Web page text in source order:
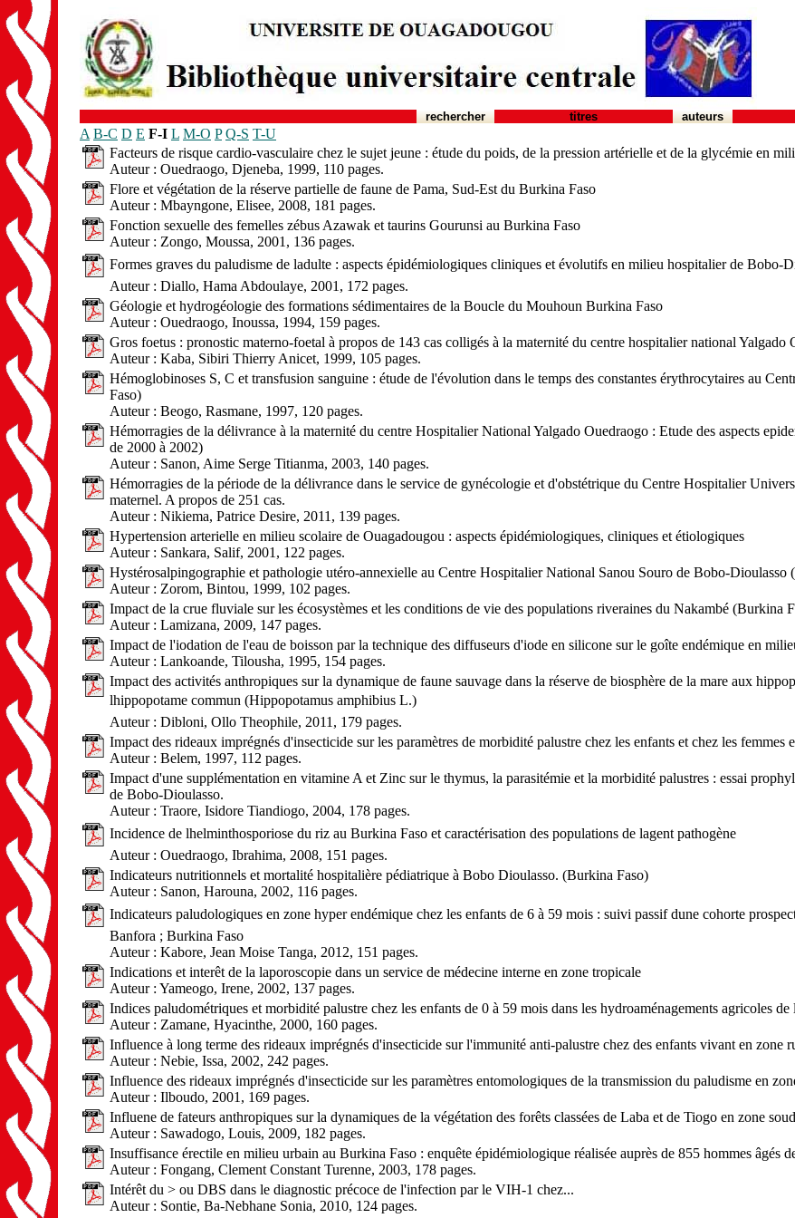
rechercher titres auteurs
A B-C D E F-I L M-O P Q-S T-U
Facteurs de risque cardio-vasculaire chez le sujet jeune : étude du poids, de la pression artérielle et de la glycémie en
Auteur : Ouedraogo, Djeneba, 1999, 110 pages.
Flore et végétation de la réserve partielle de faune de Pama, Sud-Est du Burkina Faso
Auteur : Mbayngone, Elisee, 2008, 181 pages.
Fonction sexuelle des femelles zébus Azawak et taurins Gourunsi au Burkina Faso
Auteur : Zongo, Moussa, 2001, 136 pages.
Formes graves du paludisme de ladulte : aspects épidémiologiques cliniques et évolutifs en milieu hospitalier de Bobo-
Auteur : Diallo, Hama Abdoulaye, 2001, 172 pages.
Géologie et hydrogéologie des formations sédimentaires de la Boucle du Mouhoun Burkina Faso
Auteur : Ouedraogo, Inoussa, 1994, 159 pages.
Gros foetus : pronostic materno-foetal à propos de 143 cas colligés à la maternité du centre hospitalier national
Auteur : Kaba, Sibiri Thierry Anicet, 1999, 105 pages.
Hémoglobinoses S, C et transfusion sanguine : étude de l'évolution dans le temps des constantes érythrocytaires au
Faso)
Auteur : Beogo, Rasmane, 1997, 120 pages.
Hémorragies de la délivrance à la maternité du centre Hospitalier National Yalgado Ouedraogo : Etude des aspects
de 2000 à 2002)
Auteur : Sanon, Aime Serge Titianma, 2003, 140 pages.
Hémorragies de la période de la délivrance dans le service de gynécologie et d'obstétrique du Centre Hospitalier
maternel. A propos de 251 cas.
Auteur : Nikiema, Patrice Desire, 2011, 139 pages.
Hypertension arterielle en milieu scolaire de Ouagadougou : aspects épidémiologiques, cliniques et étiologiques
Auteur : Sankara, Salif, 2001, 122 pages.
Hystérosalpingographie et pathologie utéro-annexielle au Centre Hospitalier National Sanou Souro de Bobo-Dioulasso
Auteur : Zorom, Bintou, 1999, 102 pages.
Impact de la crue fluviale sur les écosystèmes et les conditions de vie des populations riveraines du Nakambé (Burkina
Auteur : Lamizana, 2009, 147 pages.
Impact de l'iodation de l'eau de boisson par la technique des diffuseurs d'iode en silicone sur le goîte endémique en
Auteur : Lankoande, Tilousha, 1995, 154 pages.
Impact des activités anthropiques sur la dynamique de faune sauvage dans la réserve de biosphère de la mare aux
lhippopotame commun (Hippopotamus amphibius L.)
Auteur : Dibloni, Ollo Theophile, 2011, 179 pages.
Impact des rideaux imprégnés d'insecticide sur les paramètres de morbidité palustre chez les enfants et chez les femmes
Auteur : Belem, 1997, 112 pages.
Impact d'une supplémentation en vitamine A et Zinc sur le thymus, la parasitémie et la morbidité palustres : essai
de Bobo-Dioulasso.
Auteur : Traore, Isidore Tiandiogo, 2004, 178 pages.
Incidence de lhelminthosporiose du riz au Burkina Faso et caractérisation des populations de lagent pathogène
Auteur : Ouedraogo, Ibrahima, 2008, 151 pages.
Indicateurs nutritionnels et mortalité hospitalière pédiatrique à Bobo Dioulasso. (Burkina Faso)
Auteur : Sanon, Harouna, 2002, 116 pages.
Indicateurs paludologiques en zone hyper endémique chez les enfants de 6 à 59 mois : suivi passif dune cohorte
Banfora ; Burkina Faso
Auteur : Kabore, Jean Moise Tanga, 2012, 151 pages.
Indications et interêt de la laporoscopie dans un service de médecine interne en zone tropicale
Auteur : Yameogo, Irene, 2002, 137 pages.
Indices paludométriques et morbidité palustre chez les enfants de 0 à 59 mois dans les hydroaménagements agricoles
Auteur : Zamane, Hyacinthe, 2000, 160 pages.
Influence à long terme des rideaux imprégnés d'insecticide sur l'immunité anti-palustre chez des enfants vivant en zone
Auteur : Nebie, Issa, 2002, 242 pages.
Influence des rideaux imprégnés d'insecticide sur les paramètres entomologiques de la transmission du paludisme en
Auteur : Ilboudo, 2001, 169 pages.
Influene de fateurs anthropiques sur la dynamiques de la végétation des forêts classées de Laba et de Tiogo en zone
Auteur : Sawadogo, Louis, 2009, 182 pages.
Insuffisance érectile en milieu urbain au Burkina Faso : enquête épidémiologique réalisée auprès de 855 hommes âgés
Auteur : Fongang, Clement Constant Turenne, 2003, 178 pages.
Intérêt du > ou DBS dans le diagnostic précoce de l'infection par le VIH-1 chez...
Auteur : Sontie, Ba-Nebhane Sonia, 2010, 124 pages.